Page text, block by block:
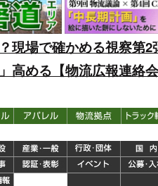
現場で確かめる視察第2
高める【物流広報連絡